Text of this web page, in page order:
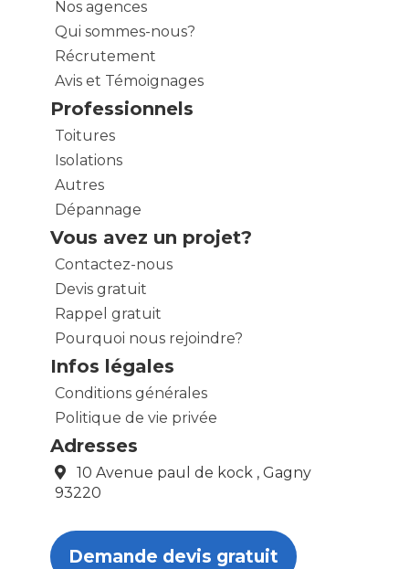
Nos agences
Qui sommes-nous?
Récrutement
Avis et Témoignages
Professionnels
Toitures
Isolations
Autres
Dépannage
Vous avez un projet?
Contactez-nous
Devis gratuit
Rappel gratuit
Pourquoi nous rejoindre?
Infos légales
Conditions générales
Politique de vie privée
Adresses
10 Avenue paul de kock , Gagny
93220
Demande devis gratuit